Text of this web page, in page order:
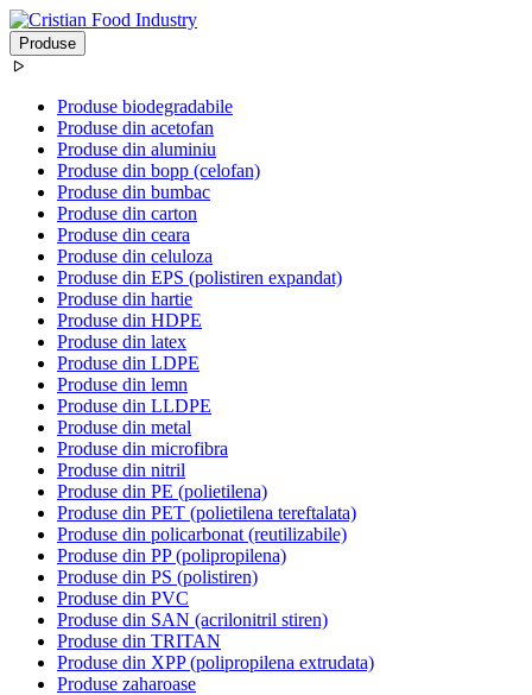
Produse
Produse biodegradabile
Produse din acetofan
Produse din aluminiu
Produse din bopp (celofan)
Produse din bumbac
Produse din carton
Produse din ceara
Produse din celuloza
Produse din EPS (polistiren expandat)
Produse din hartie
Produse din HDPE
Produse din latex
Produse din LDPE
Produse din lemn
Produse din LLDPE
Produse din metal
Produse din microfibra
Produse din nitril
Produse din PE (polietilena)
Produse din PET (polietilena tereftalata)
Produse din policarbonat (reutilizabile)
Produse din PP (polipropilena)
Produse din PS (polistiren)
Produse din PVC
Produse din SAN (acrilonitril stiren)
Produse din TRITAN
Produse din XPP (polipropilena extrudata)
Produse zaharoase